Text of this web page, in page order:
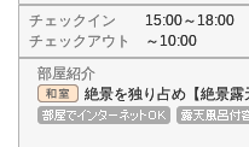
チェックイン
15:00～18:00
チェックアウト
～10:00
部屋紹介
絶景を独り占め【絶景